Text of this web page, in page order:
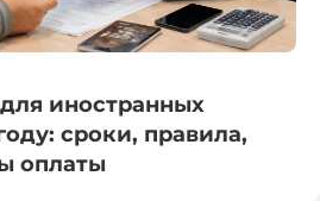
иностранных
сроки, правила,
оплаты